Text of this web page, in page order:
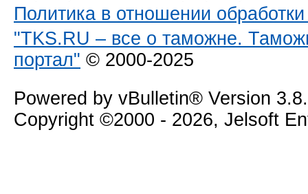
Политика в отношении
"TKS.RU – все о таможне.
портал" © 2000-2025
Powered by vBulletin® Version
Copyright ©2000 - 2026, Jelsoft